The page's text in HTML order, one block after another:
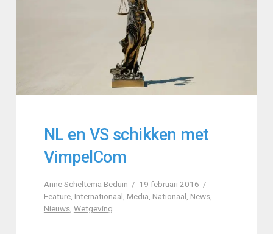
NL en VS schikken met
VimpelCom
Anne Scheltema Beduin
19 februari 2016
Feature, Internationaal, Media, Nationaal, News,
Nieuws, Wetgeving